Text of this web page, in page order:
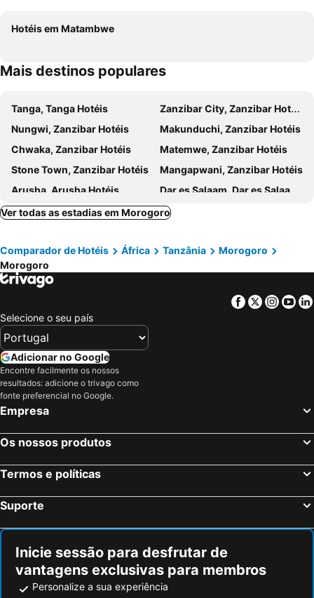
Hotéis em Matambwe
Mais destinos populares
Tanga, Tanga Hotéis
Zanzibar City, Zanzibar Hotéis
Nungwi, Zanzibar Hotéis
Makunduchi, Zanzibar Hotéis
Chwaka, Zanzibar Hotéis
Matemwe, Zanzibar Hotéis
Stone Town, Zanzibar Hotéis
Mangapwani, Zanzibar Hotéis
Arusha, Arusha Hotéis
Dar es Salaam, Dar es Salaam Hotéis
Ver todas as estadias em Morogoro
Comparador de Hotéis África Tanzânia
Morogoro
Morogoro
Facebook
Twitter
Selecione o seu país
Adicionar no Google
Encontre facilmente os nossos
resultados: adicione o trivago como
fonte preferencial no Google.
Empresa
Os nossos produtos
Termos e políticas
Suporte
Inicie sessão para desfrutar de
vantagens exclusivas para membros
Personalize a sua experiência